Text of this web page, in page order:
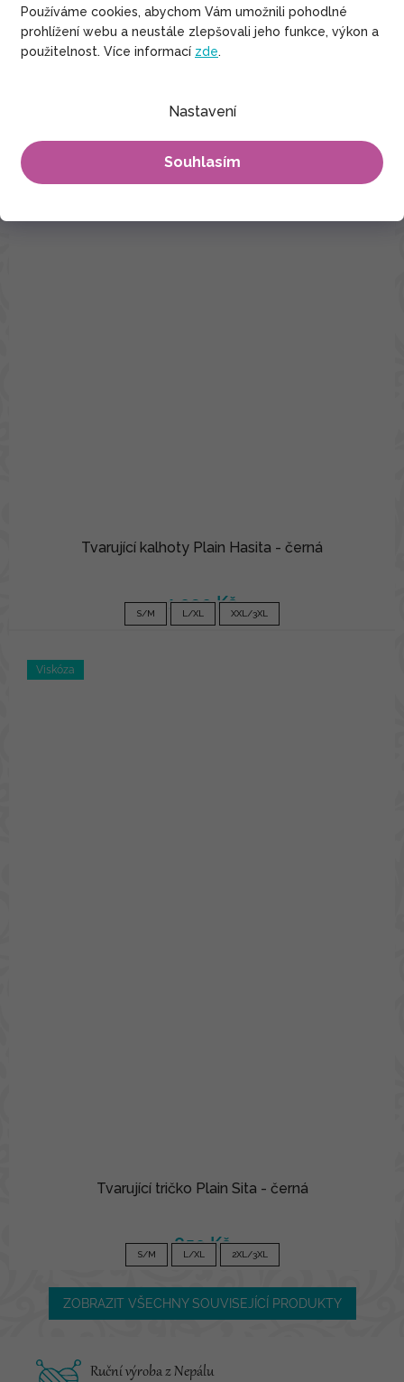
Používáme cookies, abychom Vám umožnili pohodlné
prohlížení webu a neustále zlepšovali jeho funkce, výkon a
použitelnost. Více informací zde.
Nastavení
Souhlasím
Viskóza
Tvarující kalhoty Plain Hasita - černá
1 090 Kč
S/M L/XL XXL/3XL
Viskóza
Tvarující tričko Plain Sita - černá
850 Kč
S/M L/XL 2XL/3XL
ZOBRAZIT VŠECHNY SOUVISEJÍCÍ PRODUKTY
Ruční výroba z Nepálu